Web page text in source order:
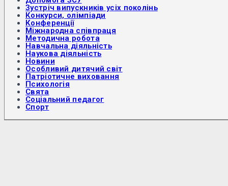
Зустріч випускників усіх поколінь
Конкурси, олімпіади
Конференції
Міжнародна співпраця
Методична робота
Навчальна діяльність
Наукова діяльність
Новини
Особливий дитячий світ
Патріотичне виховання
Психологія
Свята
Соціальний педагог
Спорт